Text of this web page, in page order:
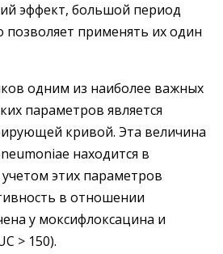
эффект, большой период
позволяет применять их один
одним из наиболее важных
параметров является
кривой. Эта величина
находится в
этих параметров
в отношении
у моксифлоксацина и
> 150).